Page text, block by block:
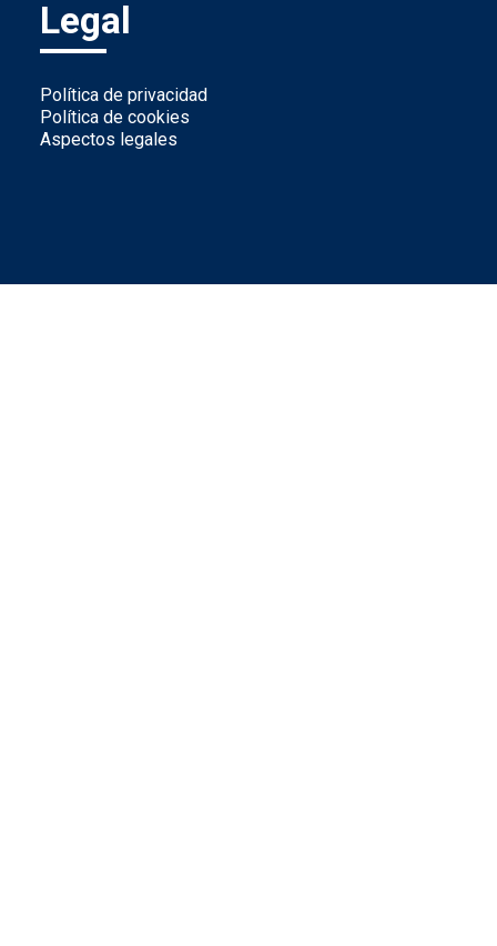
Legal
Política de privacidad
Política de cookies
Aspectos legales